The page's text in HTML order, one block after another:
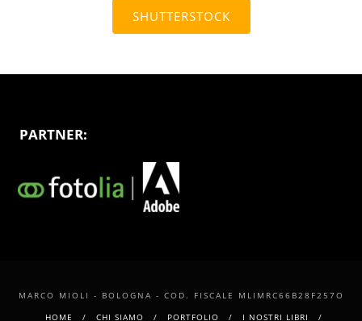
SHUTTERSTOCK
PARTNER:
MARCO MIOLI - BOLOGNA - COD. FISCALE MLIMRC66B28F257O
HOME
CHI SIAMO PORTFOLIO I NOSTRI LIBRI